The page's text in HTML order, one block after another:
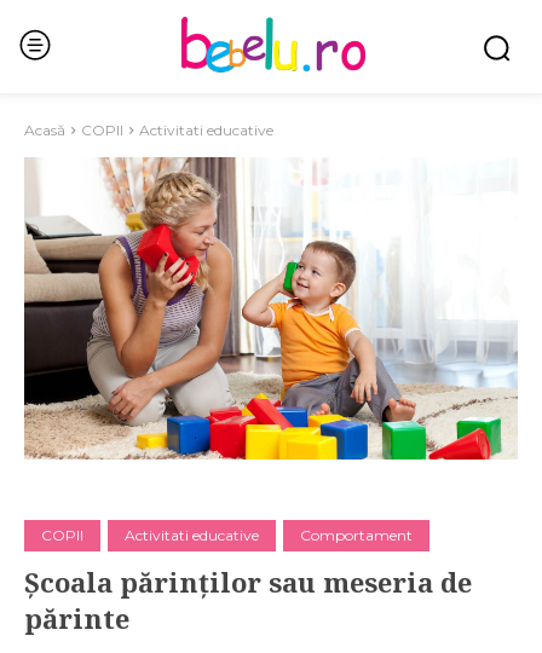
Acasă COPII Activitati educative
COPII Activitati educative Comportament
Școala părinților sau meseria de
părinte